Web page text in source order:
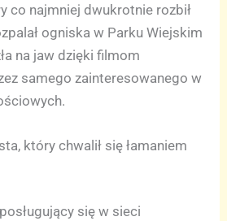
co najmniej dwukrotnie rozbił
ogniska w Parku Wiejskim
na jaw dzięki filmom
samego zainteresowanego w
który chwalił się łamaniem
się w sieci